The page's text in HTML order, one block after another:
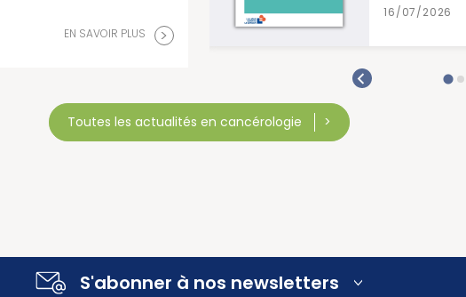
EN SAVOIR PLUS >
EN SAVOIR PLUS >
Toutes les actualités en cancérologie
S'abonner à nos newsletters